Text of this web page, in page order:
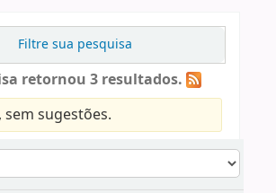
Filtre sua pesquisa
retornou 3 resultados.
sem sugestões.